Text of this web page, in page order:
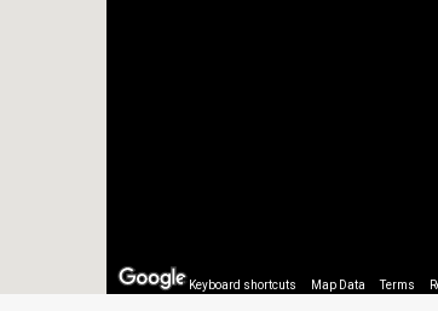
Keyboard shortcuts Map Data Terms